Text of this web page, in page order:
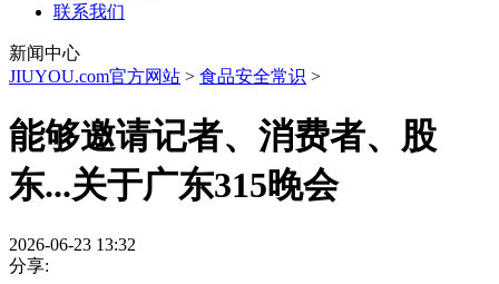
联系我们
新闻中心
JIUYOU.com官方网站 > 食品安全常识 >
能够邀请记者、消费者、股
东...关于广东315晚会
2026-06-23 13:32
分享: